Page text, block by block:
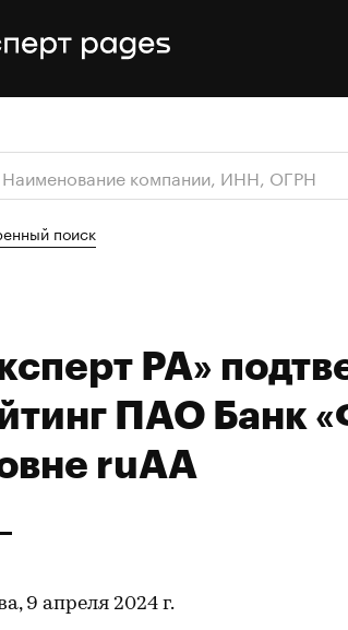
поиск
РА»
ПАО Банк
ruAA
9 апреля 2024 г.